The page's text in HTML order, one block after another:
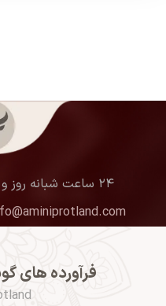
۲۴ ساعت شبانه روز و ۷ روز هفته همراه شماییم
فرآورده های